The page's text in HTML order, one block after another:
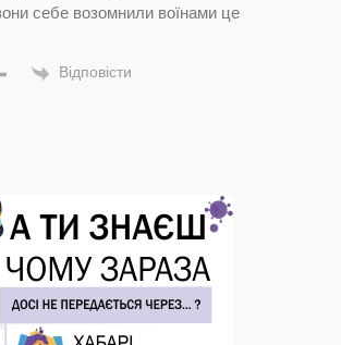
себе возомнили воїнами це
Відповісти